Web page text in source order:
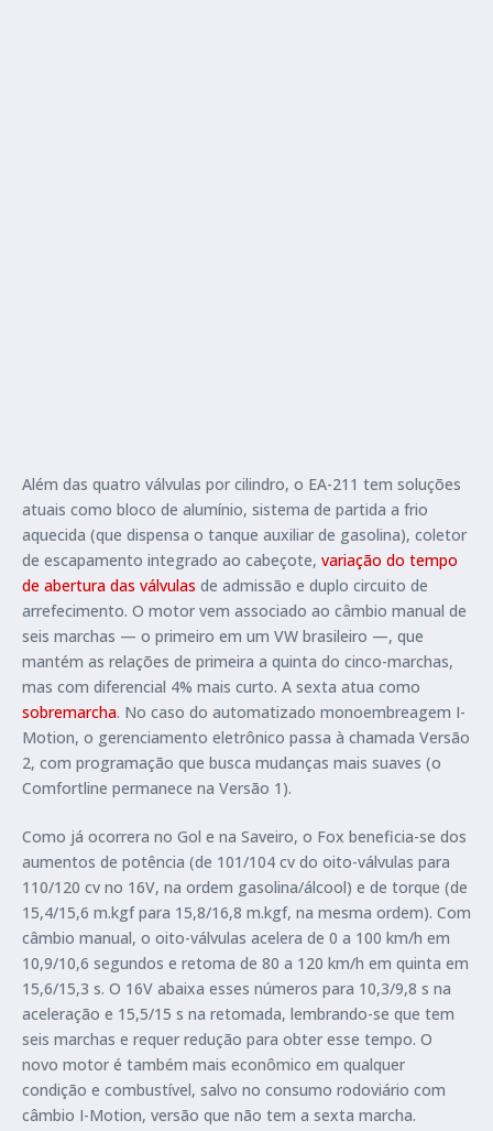
Além das quatro válvulas por cilindro, o EA-211 tem soluções
atuais como bloco de alumínio, sistema de partida a frio
aquecida (que dispensa o tanque auxiliar de gasolina), coletor
de escapamento integrado ao cabeçote, variação do tempo
de abertura das válvulas de admissão e duplo circuito de
arrefecimento. O motor vem associado ao câmbio manual de
seis marchas — o primeiro em um VW brasileiro —, que
mantém as relações de primeira a quinta do cinco-marchas,
mas com diferencial 4% mais curto. A sexta atua como
sobremarcha. No caso do automatizado monoembreagem I-
Motion, o gerenciamento eletrônico passa à chamada Versão
2, com programação que busca mudanças mais suaves (o
Comfortline permanece na Versão 1).
Como já ocorrera no Gol e na Saveiro, o Fox beneficia-se dos
aumentos de potência (de 101/104 cv do oito-válvulas para
110/120 cv no 16V, na ordem gasolina/álcool) e de torque (de
15,4/15,6 m.kgf para 15,8/16,8 m.kgf, na mesma ordem). Com
câmbio manual, o oito-válvulas acelera de 0 a 100 km/h em
10,9/10,6 segundos e retoma de 80 a 120 km/h em quinta em
15,6/15,3 s. O 16V abaixa esses números para 10,3/9,8 s na
aceleração e 15,5/15 s na retomada, lembrando-se que tem
seis marchas e requer redução para obter esse tempo. O
novo motor é também mais econômico em qualquer
condição e combustível, salvo no consumo rodoviário com
câmbio I-Motion, versão que não tem a sexta marcha.